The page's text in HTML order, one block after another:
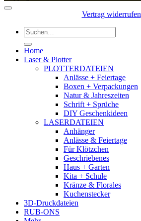
Vertrag widerrufen
Suchen
nach:
Home
Laser & Plotter
PLOTTERDATEIEN
Anlässe + Feiertage
Boxen + Verpackungen
Natur & Jahreszeiten
Schrift + Sprüche
DIY Geschenkideen
LASERDATEIEN
Anhänger
Anlässe & Feiertage
Für Klötzchen
Geschriebenes
Haus + Garten
Kita + Schule
Kränze & Florales
Kuchenstecker
3D-Druckdateien
RUB-ONS